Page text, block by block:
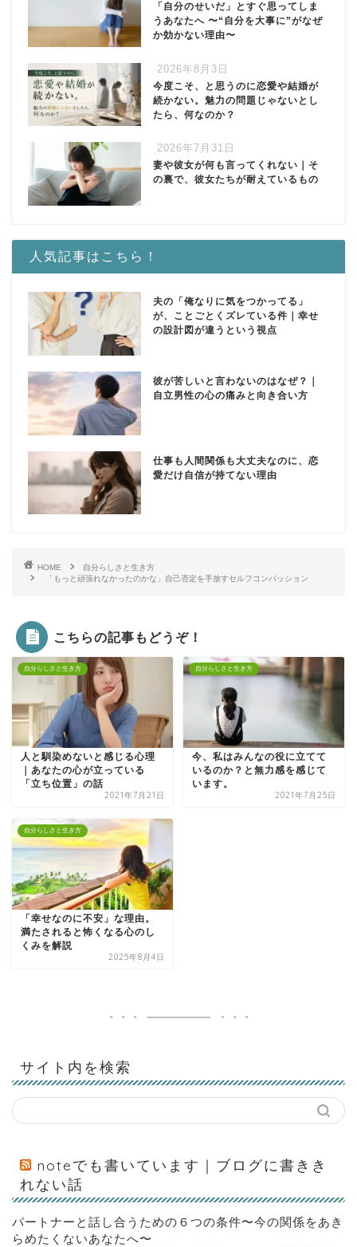
「自分のせいだ」とすぐ思ってしま
うあなたへ 〜“自分を大事に”がなぜ
か効かない理由〜
2026年8月3日
今度こそ、と思うのに恋愛や結婚が
続かない。魅力の問題じゃないとし
たら、何なのか？
2026年7月31日
妻や彼女が何も言ってくれない｜そ
の裏で、彼女たちが耐えているもの
人気記事はこちら！
夫の「俺なりに気をつかってる」
が、ことごとくズレている件｜幸せ
の設計図が違うという視点
彼が苦しいと言わないのはなぜ？｜
自立男性の心の痛みと向き合い方
仕事も人間関係も大丈夫なのに、恋
愛だけ自信が持てない理由
HOME
自分らしさと生き方
「もっと頑張れなかったのかな」自己否定を手放すセルフコンパッション
こちらの記事もどうぞ！
自分らしさと生き方
人と馴染めないと感じる心理
｜あなたの心が立っている
「立ち位置」の話
2021年7月21日
自分らしさと生き方
今、私はみんなの役に立てて
いるのか？と無力感を感じて
います。
2021年7月25日
自分らしさと生き方
「幸せなのに不安」な理由。
満たされると怖くなる心のし
くみを解説
2025年8月4日
サイト内を検索
noteでも書いています｜ブログに書きき
れない話
パートナーと話し合うための６つの条件〜今の関係をあき
らめたくないあなたへ〜